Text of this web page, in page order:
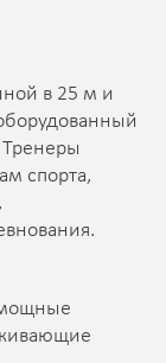
в 25 м и
спорта,
мощные